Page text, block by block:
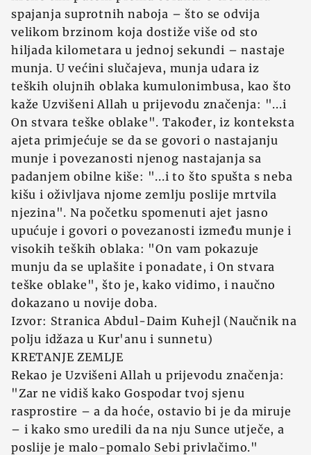
spajanja suprotnih naboja – što se odvija
velikom brzinom koja dostiže više od sto
hiljada kilometara u jednoj sekundi – nastaje
munja. U većini slučajeva, munja udara iz
teških olujnih oblaka kumulonimbusa, kao što
kaže Uzvišeni Allah u prijevodu značenja: "...i
On stvara teške oblake". Također, iz konteksta
ajeta primjećuje se da se govori o nastajanju
munje i povezanosti njenog nastajanja sa
padanjem obilne kiše: "...i to što spušta s neba
kišu i oživljava njome zemlju poslije mrtvila
njezina". Na početku spomenuti ajet jasno
upućuje i govori o povezanosti između munje i
visokih teških oblaka: "On vam pokazuje
munju da se uplašite i ponadate, i On stvara
teške oblake", što je, kako vidimo, i naučno
dokazano u novije doba.
Izvor: Stranica Abdul-Daim Kuhejl (Naučnik na
polju idžaza u Kur'anu i sunnetu)
KRETANJE ZEMLJE
Rekao je Uzvišeni Allah u prijevodu značenja:
"Zar ne vidiš kako Gospodar tvoj sjenu
rasprostire – a da hoće, ostavio bi je da miruje
– i kako smo uredili da na nju Sunce utječe, a
poslije je malo-pomalo Sebi privlačimo."